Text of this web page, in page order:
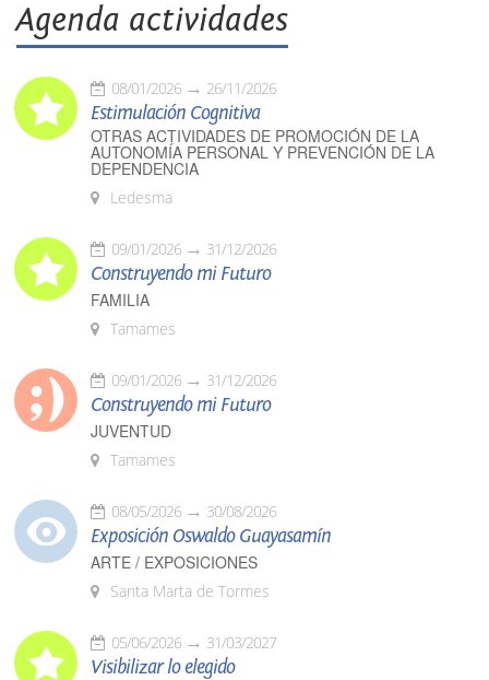
Agenda actividades
08/01/2026 26/11/2026
Estimulación Cognitiva
OTRAS ACTIVIDADES DE PROMOCIÓN DE LA
AUTONOMÍA PERSONAL Y PREVENCIÓN DE LA
DEPENDENCIA
Ledesma
09/01/2026 31/12/2026
Construyendo mi Futuro
FAMILIA
Tamames
09/01/2026 31/12/2026
Construyendo mi Futuro
JUVENTUD
Tamames
08/05/2026 30/08/2026
Exposición Oswaldo Guayasamín
ARTE / EXPOSICIONES
Santa Marta de Tormes
05/06/2026 31/03/2027
Visibilizar lo elegido